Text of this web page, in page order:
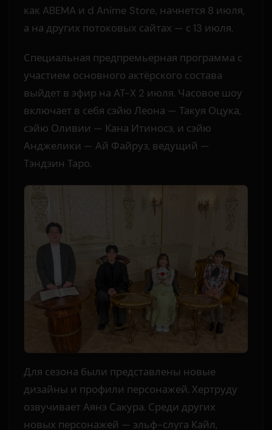
как ABEMA и d Anime Store, начнется 8 июля,
а на других потоковых сайтах — с 13 июля.
Специальная предпремьерная программа с
участием основного актёрского состава
выйдет в эфир на AT-X 2 июля. Часовое шоу
включает в себя сэйю Леона — Такуя Оцука,
сэйю Оливии — Кана Итиносэ, и сэйю
Анджелики — Ай Файруз, ведущий —
Тэндзин Таро.
Для сезона были представлены новые
дизайны и профили персонажей. Хертруду
озвучивает Аянэ Сакура. Среди других
новых персонажей — эльф-слуга Кайл,